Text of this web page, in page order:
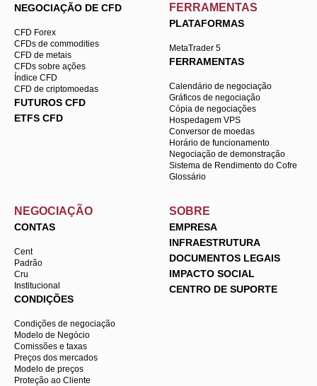
NEGOCIAÇÃO DE CFD
CFD Forex
CFDs de commodities
CFD de metais
CFDs sobre ações
Índice CFD
CFD de criptomoedas
FUTUROS CFD
ETFS CFD
FERRAMENTAS
PLATAFORMAS
MetaTrader 5
FERRAMENTAS
Calendário de negociação
Gráficos de negociação
Cópia de negociações
Hospedagem VPS
Conversor de moedas
Horário de funcionamento
Negociação de demonstração
Sistema de Rendimento do Cofre
Glossário
NEGOCIAÇÃO
CONTAS
Cent
Padrão
Cru
Institucional
CONDIÇÕES
Condições de negociação
Modelo de Negócio
Comissões e taxas
Preços dos mercados
Modelo de preços
Proteção ao Cliente
SOBRE
EMPRESA
INFRAESTRUTURA
DOCUMENTOS LEGAIS
IMPACTO SOCIAL
CENTRO DE SUPORTE